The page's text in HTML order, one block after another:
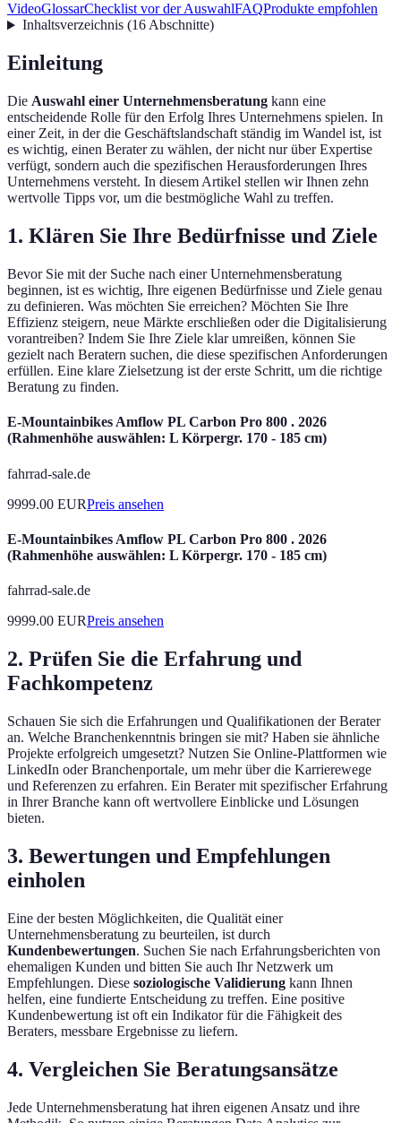
VideoGlossarChecklist vor der AuswahlFAQProdukte empfohlen
Inhaltsverzeichnis(16Abschnitte)
Einleitung
Die Auswahl einer Unternehmensberatung kann eine
entscheidende Rolle für den Erfolg Ihres Unternehmens spielen. In
einer Zeit, in der die Geschäftslandschaft ständig im Wandel ist, ist
es wichtig, einen Berater zu wählen, der nicht nur über Expertise
verfügt, sondern auch die spezifischen Herausforderungen Ihres
Unternehmens versteht. In diesem Artikel stellen wir Ihnen zehn
wertvolle Tipps vor, um die bestmögliche Wahl zu treffen.
1. Klären Sie Ihre Bedürfnisse und Ziele
Bevor Sie mit der Suche nach einer Unternehmensberatung
beginnen, ist es wichtig, Ihre eigenen Bedürfnisse und Ziele genau
zu definieren. Was möchten Sie erreichen? Möchten Sie Ihre
Effizienz steigern, neue Märkte erschließen oder die Digitalisierung
vorantreiben? Indem Sie Ihre Ziele klar umreißen, können Sie
gezielt nach Beratern suchen, die diese spezifischen Anforderungen
erfüllen. Eine klare Zielsetzung ist der erste Schritt, um die richtige
Beratung zu finden.
E-Mountainbikes Amflow PL Carbon Pro 800 . 2026
(Rahmenhöhe auswählen: L Körpergr. 170 - 185 cm)
fahrrad-sale.de
9999.00 EURPreis ansehen
E-Mountainbikes Amflow PL Carbon Pro 800 . 2026
(Rahmenhöhe auswählen: L Körpergr. 170 - 185 cm)
fahrrad-sale.de
9999.00 EURPreis ansehen
2. Prüfen Sie die Erfahrung und
Fachkompetenz
Schauen Sie sich die Erfahrungen und Qualifikationen der Berater
an. Welche Branchenkenntnis bringen sie mit? Haben sie ähnliche
Projekte erfolgreich umgesetzt? Nutzen Sie Online-Plattformen wie
LinkedIn oder Branchenportale, um mehr über die Karrierewege
und Referenzen zu erfahren. Ein Berater mit spezifischer Erfahrung
in Ihrer Branche kann oft wertvollere Einblicke und Lösungen
bieten.
3. Bewertungen und Empfehlungen
einholen
Eine der besten Möglichkeiten, die Qualität einer
Unternehmensberatung zu beurteilen, ist durch
Kundenbewertungen. Suchen Sie nach Erfahrungsberichten von
ehemaligen Kunden und bitten Sie auch Ihr Netzwerk um
Empfehlungen. Diese soziologische Validierung kann Ihnen
helfen, eine fundierte Entscheidung zu treffen. Eine positive
Kundenbewertung ist oft ein Indikator für die Fähigkeit des
Beraters, messbare Ergebnisse zu liefern.
4. Vergleichen Sie Beratungsansätze
Jede Unternehmensberatung hat ihren eigenen Ansatz und ihre